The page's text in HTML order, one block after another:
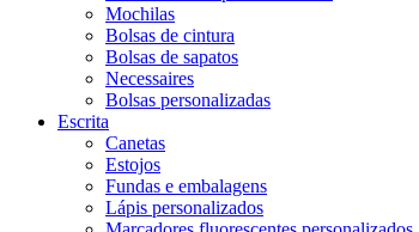
Mochilas
Bolsas de cintura
Bolsas de sapatos
Necessaires
Bolsas personalizadas
Escrita
Canetas
Estojos
Fundas e embalagens
Lápis personalizados